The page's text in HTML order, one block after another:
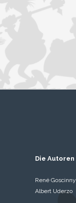
Die Autoren
René Goscinny
Albert Uderzo